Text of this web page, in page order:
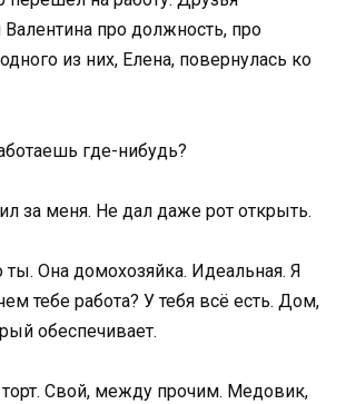
про должность, про
из них, Елена, повернулась ко
где-нибудь?
за меня. Не дал даже рот открыть.
ты. Она домохозяйка. Идеальная. Я
тебе работа? У тебя всё есть. Дом,
обеспечивает.
Свой, между прочим. Медовик,